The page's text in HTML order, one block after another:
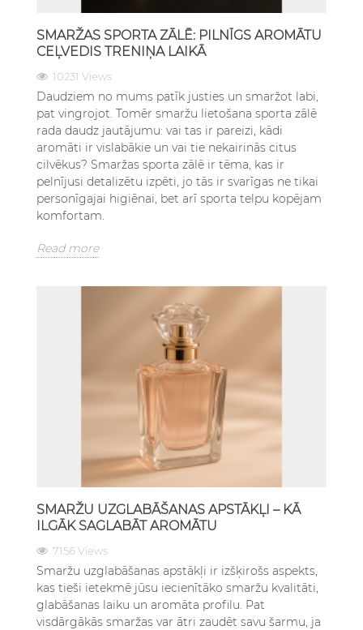
SMARŽAS SPORTA ZĀLĒ: PILNĪGS AROMĀTU
CEĻVEDIS TRENIŅA LAIKĀ
10231 Views
Daudziem no mums patīk justies un smaržot labi,
pat vingrojot. Tomēr smaržu lietošana sporta zālē
rada daudz jautājumu: vai tas ir pareizi, kādi
aromāti ir vislabākie un vai tie nekairinās citus
cilvēkus? Smaržas sporta zālē ir tēma, kas ir
pelnījusi detalizētu izpēti, jo tās ir svarīgas ne tikai
personīgajai higiēnai, bet arī sporta telpu kopējam
komfortam.
Read more
SMARŽU UZGLABĀŠANAS APSTĀKĻI – KĀ
ILGĀK SAGLABĀT AROMĀTU
7156 Views
Smaržu uzglabāšanas apstākļi ir izšķirošs aspekts,
kas tieši ietekmē jūsu iecienītāko smaržu kvalitāti,
glabāšanas laiku un aromāta profilu. Pat
visdārgākās smaržas var ātri zaudēt savu šarmu, ja